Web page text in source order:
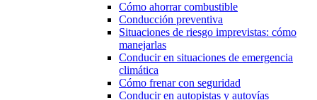
Cómo ahorrar combustible
Conducción preventiva
Situaciones de riesgo imprevistas: cómo
manejarlas
Conducir en situaciones de emergencia
climática
Cómo frenar con seguridad
Conducir en autopistas y autovías